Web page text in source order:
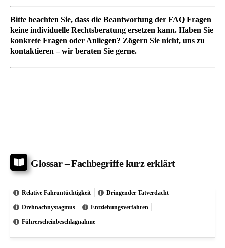
Bitte beachten Sie, dass die Beantwortung der FAQ Fragen
keine individuelle Rechtsberatung ersetzen kann. Haben Sie
konkrete Fragen oder Anliegen? Zögern Sie nicht, uns zu
kontaktieren – wir beraten Sie gerne.
Glossar – Fachbegriffe kurz erklärt
Relative Fahruntüchtigkeit Dringender Tatverdacht
Drehnachnystagmus Entziehungsverfahren
Führerscheinbeschlagnahme